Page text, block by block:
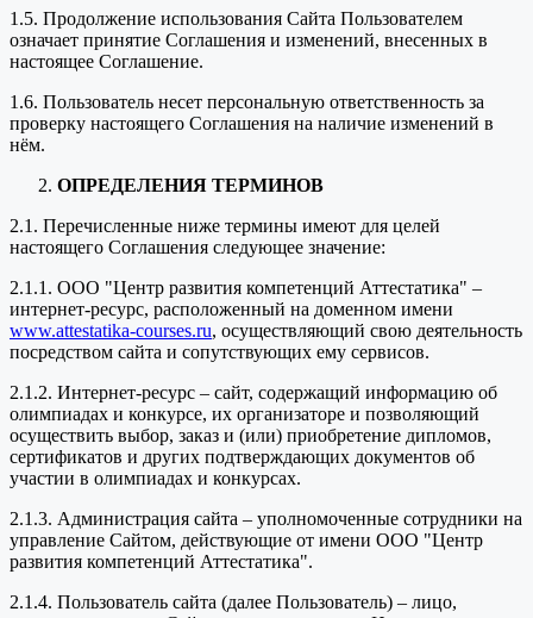
1.5. Продолжение использования Сайта Пользователем
означает принятие Соглашения и изменений, внесенных в
настоящее Соглашение.
1.6. Пользователь несет персональную ответственность за
проверку настоящего Соглашения на наличие изменений в
нём.
ОПРЕДЕЛЕНИЯ ТЕРМИНОВ
2.1. Перечисленные ниже термины имеют для целей
настоящего Соглашения следующее значение:
2.1.1. ООО "Центр развития компетенций Аттестатика" –
интернет-ресурс, расположенный на доменном имени
www.attestatika-courses.ru, осуществляющий свою деятельность
посредством сайта и сопутствующих ему сервисов.
2.1.2. Интернет-ресурс – сайт, содержащий информацию об
олимпиадах и конкурсе, их организаторе и позволяющий
осуществить выбор, заказ и (или) приобретение дипломов,
сертификатов и других подтверждающих документов об
участии в олимпиадах и конкурсах.
2.1.3. Администрация сайта – уполномоченные сотрудники на
управление Сайтом, действующие от имени ООО "Центр
развития компетенций Аттестатика".
2.1.4. Пользователь сайта (далее Пользователь) – лицо,